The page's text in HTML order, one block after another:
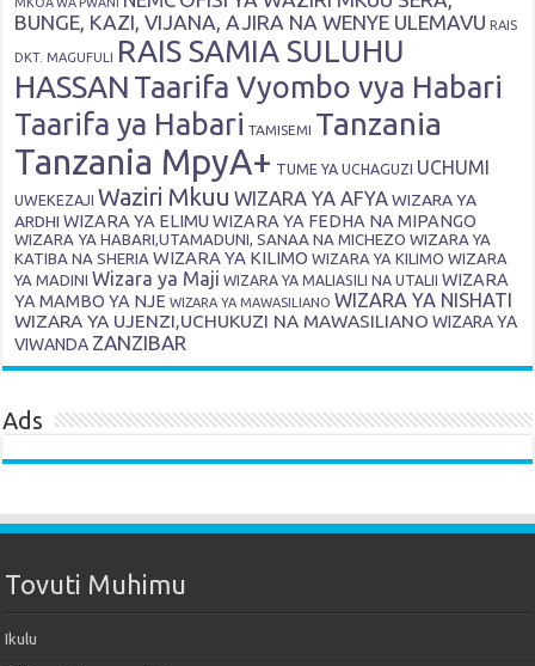
BUNGE, KAZI, VIJANA, AJIRA NA WENYE ULEMAVU RAIS
DKT. MAGUFULI
RAIS SAMIA SULUHU
HASSAN Taarifa Vyombo vya Habari
Taarifa ya Habari TAMISEMI Tanzania
Tanzania MpyA+ TUME YA UCHAGUZI UCHUMI
UWEKEZAJI Waziri Mkuu WIZARA YA AFYA WIZARA YA
ARDHI WIZARA YA ELIMU WIZARA YA FEDHA NA MIPANGO
WIZARA YA HABARI,UTAMADUNI, SANAA NA MICHEZO WIZARA YA
KATIBA NA SHERIA WIZARA YA KILIMO WIZARA YA KILIMO WIZARA
YA MADINI Wizara ya Maji WIZARA YA MALIASILI NA UTALII
WIZARA
YA MAMBO YA NJE WIZARA YA MAWASILIANO WIZARA YA NISHATI
WIZARA YA UJENZI,UCHUKUZI NA MAWASILIANO WIZARA YA
VIWANDA ZANZIBAR
Ads
Tovuti Muhimu
Ikulu